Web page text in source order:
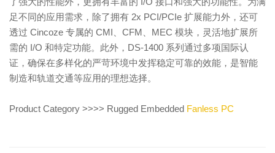
足不同的应用需求，除了拥有 2x PCI/PCIe 扩展能力外，还可
透过 Cincoze 专属的 CMI、CFM、MEC 模块，灵活地扩展所
需的 I/O 和特定功能。此外，DS-1400 系列通过多项国际认
证，确保在多样化的严苛环境中发挥稳定可靠的效能，是智能
制造和轨道交通等应用的理想选择。
Product Category >>>> Rugged Embedded Fanless PC